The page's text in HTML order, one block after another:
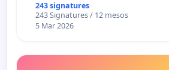
243 signatures
243 Signatures / 12 mesos
5 Mar 2026